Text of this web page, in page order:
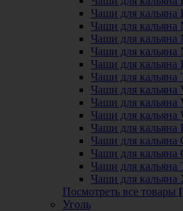
Чаши для кальяна
Чаши для кальяна
Чаши для кальяна
Чаши для кальяна
Чаши для кальяна
Чаши для кальяна
Чаши для кальяна
Чаши для
Чаши для кальяна
Чаши для кальяна
Чаши для кальяна
Чаши для
Чаши для кальяна
Чаши для
Посмотреть все товары
Уголь